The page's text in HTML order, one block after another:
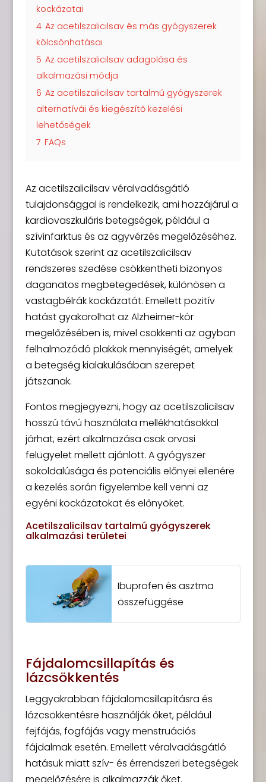
kockázatai
4 Az acetilszalicilsav és más gyógyszerek
kölcsönhatásai
5 Az acetilszalicilsav adagolása és
alkalmazási módja
6 Az acetilszalicilsav tartalmú gyógyszerek
alternatívái és kiegészítő kezelési
lehetőségek
7 FAQs
Az acetilszalicilsav véralvadásgátló
tulajdonsággal is rendelkezik, ami hozzájárul a
kardiovaszkuláris betegségek, például a
szívinfarktus és az agyvérzés megelőzéséhez.
Kutatások szerint az acetilszalicilsav
rendszeres szedése csökkentheti bizonyos
daganatos megbetegedések, különösen a
vastagbélrák kockázatát. Emellett pozitív
hatást gyakorolhat az Alzheimer-kór
megelőzésében is, mivel csökkenti az agyban
felhalmozódó plakkok mennyiségét, amelyek
a betegség kialakulásában szerepet
játszanak.
Fontos megjegyezni, hogy az acetilszalicilsav
hosszú távú használata mellékhatásokkal
járhat, ezért alkalmazása csak orvosi
felügyelet mellett ajánlott. A gyógyszer
sokoldalúsága és potenciális előnyei ellenére
a kezelés során figyelembe kell venni az
egyéni kockázatokat és előnyöket.
Acetilszalicilsav tartalmú gyógyszerek
alkalmazási területei
Ibuprofen és asztma
összefüggése
Fájdalomcsillapítás és
lázcsökkentés
Leggyakrabban fájdalomcsillapításra és
lázcsökkentésre használják őket, például
fejfájás, fogfájás vagy menstruációs
fájdalmak esetén. Emellett véralvadásgátló
hatásuk miatt szív- és érrendszeri betegségek